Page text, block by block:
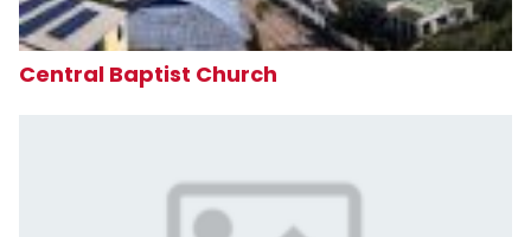
Central Baptist Church